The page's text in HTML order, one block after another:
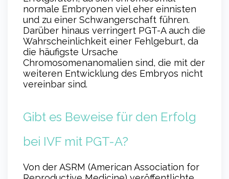
normale Embryonen viel eher einnisten
und zu einer Schwangerschaft führen.
Darüber hinaus verringert PGT-A auch die
Wahrscheinlichkeit einer Fehlgeburt, da
die häufigste Ursache
Chromosomenanomalien sind, die mit der
weiteren Entwicklung des Embryos nicht
vereinbar sind.
Gibt es Beweise für den Erfolg
bei IVF mit PGT-A?
Von der ASRM (American Association for